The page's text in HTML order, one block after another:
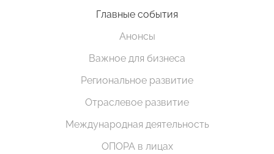
Главные события
Анонсы
Важное для бизнеса
Региональное развитие
Отраслевое развитие
Международная деятельность
ОПОРА в лицах